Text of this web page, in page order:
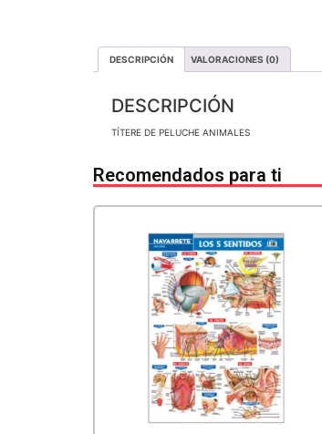
DESCRIPCIÓN VALORACIONES (0)
DESCRIPCIÓN
TÍTERE DE PELUCHE ANIMALES
Recomendados para ti